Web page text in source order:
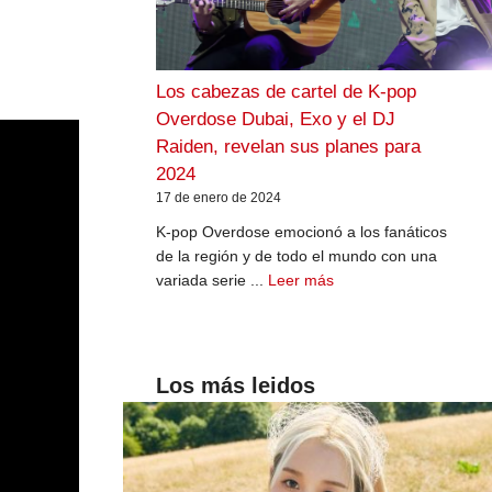
Los cabezas de cartel de K-pop
Overdose Dubai, Exo y el DJ
Raiden, revelan sus planes para
2024
17 de enero de 2024
K-pop Overdose emocionó a los fanáticos
de la región y de todo el mundo con una
variada serie ... Leer más
Los más leidos